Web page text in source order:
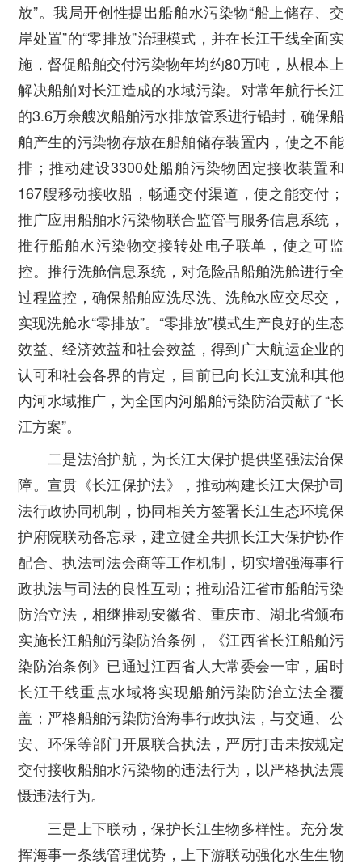
放”。我局开创性提出船舶水污染物“船上储存、交
岸处置”的“零排放”治理模式，并在长江干线全面实
施，督促船舶交付污染物年均约80万吨，从根本上
解决船舶对长江造成的水域污染。对常年航行长江
的3.6万余艘次船舶污水排放管系进行铅封，确保船
舶产生的污染物存放在船舶储存装置内，使之不能
排；推动建设3300处船舶污染物固定接收装置和
167艘移动接收船，畅通交付渠道，使之能交付；
推广应用船舶水污染物联合监管与服务信息系统，
推行船舶水污染物交接转处电子联单，使之可监
控。推行洗舱信息系统，对危险品船舶洗舱进行全
过程监控，确保船舶应洗尽洗、洗舱水应交尽交，
实现洗舱水“零排放”。“零排放”模式生产良好的生态
效益、经济效益和社会效益，得到广大航运企业的
认可和社会各界的肯定，目前已向长江支流和其他
内河水域推广，为全国内河船舶污染防治贡献了“长
江方案”。
二是法治护航，为长江大保护提供坚强法治保
障。宣贯《长江保护法》，推动构建长江大保护司
法行政协同机制，协同相关方签署长江生态环境保
护府院联动备忘录，建立健全共抓长江大保护协作
配合、执法司法会商等工作机制，切实增强海事行
政执法与司法的良性互动；推动沿江省市船舶污染
防治立法，相继推动安徽省、重庆市、湖北省颁布
实施长江船舶污染防治条例，《江西省长江船舶污
染防治条例》已通过江西省人大常委会一审，届时
长江干线重点水域将实现船舶污染防治立法全覆
盖；严格船舶污染防治海事行政执法，与交通、公
安、环保等部门开展联合执法，严厉打击未按规定
交付接收船舶水污染物的违法行为，以严格执法震
慑违法行为。
三是上下联动，保护长江生物多样性。 充分发
挥海事一条线管理优势，上下游联动强化水生生物